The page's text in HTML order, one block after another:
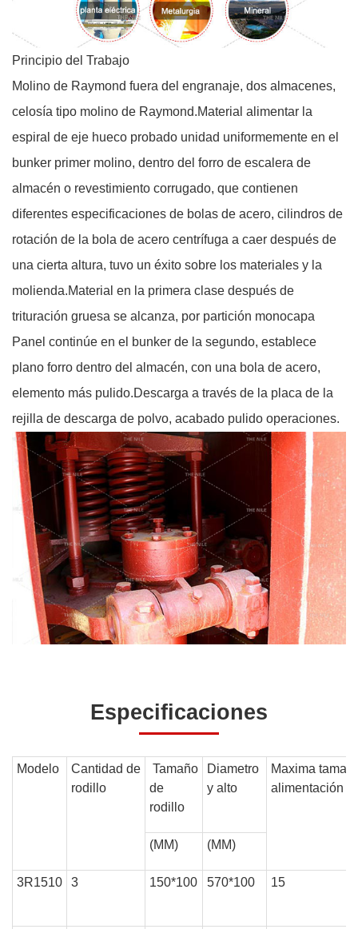
Principio del Trabajo
Molino de Raymond fuera del engranaje, dos almacenes,
celosía tipo molino de Raymond.Material alimentar la
espiral de eje hueco probado unidad uniformemente en el
bunker primer molino, dentro del forro de escalera de
almacén o revestimiento corrugado, que contienen
diferentes especificaciones de bolas de acero, cilindros de
rotación de la bola de acero centrífuga a caer después de
una cierta altura, tuvo un éxito sobre los materiales y la
molienda.Material en la primera clase después de
trituración gruesa se alcanza, por partición monocapa
Panel continúe en el bunker de la segundo, establece
plano forro dentro del almacén, con una bola de acero,
elemento más pulido.Descarga a través de la placa de la
rejilla de descarga de polvo, acabado pulido operaciones.
Especificaciones
Modelo
Cantidad de
rodillo
Tamaño
de
rodillo
Diametro
y alto
Maxima
alimentación
(MM) (MM)
3R1510 3 150*100 570*100 15